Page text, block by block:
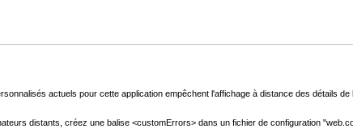
actuels pour cette application empêchent l'affichage à distance des détails
distants, créez une balise <customErrors> dans un fichier de configuration